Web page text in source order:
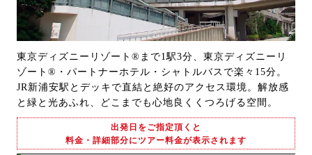
東京ディズニーリゾート®まで1駅3分、東京ディズニーリ
ゾート®・パートナーホテル・シャトルバスで楽々15分。
JR新浦安駅とデッキで直結と絶好のアクセス環境。解放感
と緑と光あふれ、どこまでも心地良くくつろげる空間。
出発日をご指定頂くと
料金・詳細部分にツアー料金が表示されます